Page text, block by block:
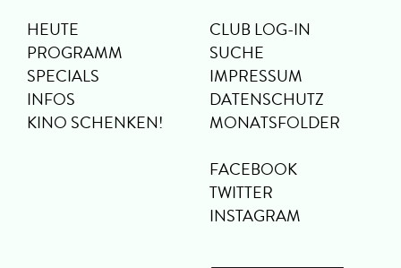
HEUTE
PROGRAMM
SPECIALS
INFOS
KINO SCHENKEN!
CLUB LOG-IN
SUCHE
IMPRESSUM
DATENSCHUTZ
MONATSFOLDER
FACEBOOK
TWITTER
INSTAGRAM